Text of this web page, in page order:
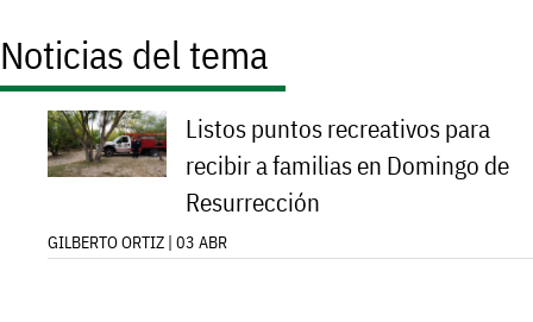
Noticias del tema
Listos puntos recreativos para
recibir a familias en Domingo de
Resurrección
GILBERTO ORTIZ | 03 ABR